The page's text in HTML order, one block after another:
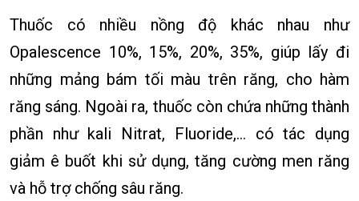
Thuốc có nhiều nồng độ khác nhau như
Opalescence 10%, 15%, 20%, 35%, giúp lấy đi
những mảng bám tối màu trên răng, cho hàm
răng sáng. Ngoài ra, thuốc còn chứa những thành
phần như kali Nitrat, Fluoride,… có tác dụng
giảm ê buốt khi sử dụng, tăng cường men răng
và hỗ trợ chống sâu răng.